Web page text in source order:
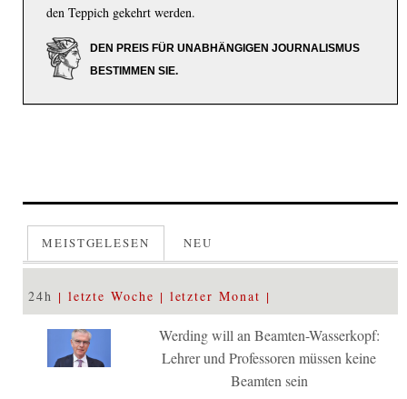
den Teppich gekehrt werden.
DEN PREIS FÜR UNABHÄNGIGEN JOURNALISMUS
BESTIMMEN SIE.
MEISTGELESEN NEU
24h letzte Woche letzter Monat
Werding will an Beamten-Wasserkopf:
Lehrer und Professoren müssen keine
Beamten sein